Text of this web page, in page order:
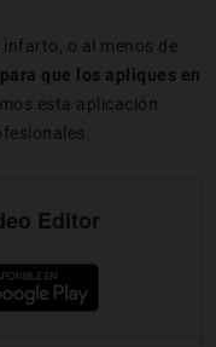
o al menos de
que los apliques en
esta aplicación
Editor